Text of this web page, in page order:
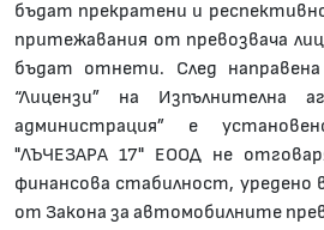
бъдат прекратени и
притежавания от превозвача
бъдат отнети. След
“Лицензи” на Изпълнителна
администрация” е
"ЛЪЧЕЗАРА 17" ЕООД не
финансова стабилност, уредено
от Закона за автомобилните